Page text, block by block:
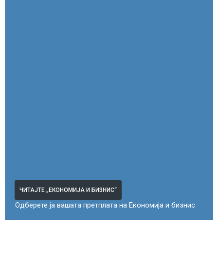
ЧИТАЈТЕ „ЕКОНОМИЈА И БИЗНИС“
Одберете ја вашата претплата на Економија и бизнис